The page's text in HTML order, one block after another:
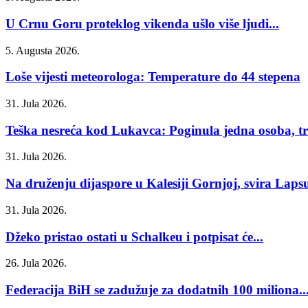
U Crnu Goru proteklog vikenda ušlo više ljudi...
5. Augusta 2026.
Loše vijesti meteorologa: Temperature do 44 stepena
31. Jula 2026.
Teška nesreća kod Lukavca: Poginula jedna osoba,
31. Jula 2026.
Na druženju dijaspore u Kalesiji Gornjoj, svira
31. Jula 2026.
Džeko pristao ostati u Schalkeu i potpisat će...
26. Jula 2026.
Federacija BiH se zadužuje za dodatnih 100 miliona...